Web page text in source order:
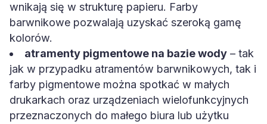
wnikają się w strukturę papieru. Farby
barwnikowe pozwalają uzyskać szeroką gamę
kolorów.
atramenty pigmentowe na bazie wody – tak
jak w przypadku atramentów barwnikowych, tak i
farby pigmentowe można spotkać w małych
drukarkach oraz urządzeniach wielofunkcyjnych
przeznaczonych do małego biura lub użytku